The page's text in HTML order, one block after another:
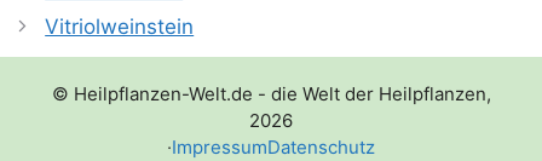
Vitriolweinstein
© Heilpflanzen-Welt.de - die Welt der Heilpflanzen,
2026
·ImpressumDatenschutz